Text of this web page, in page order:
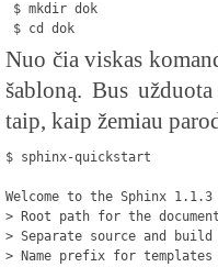
$ mkdir dok
$ cd dok
Nuo čia viskas
šabloną. Bus
taip, kaip žemiau
$ sphinx-quickstart
Welcome to the Sphinx
> Root path for the
> Separate source and
> Name prefix for